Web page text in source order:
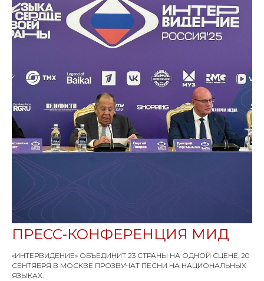
ПРЕСС-КОНФЕРЕНЦИЯ МИД
«ИНТЕРВИДЕНИЕ» ОБЪЕДИНИТ 23 СТРАНЫ НА ОДНОЙ СЦЕНЕ. 20
СЕНТЯБРЯ В МОСКВЕ ПРОЗВУЧАТ ПЕСНИ НА НАЦИОНАЛЬНЫХ
ЯЗЫКАХ.